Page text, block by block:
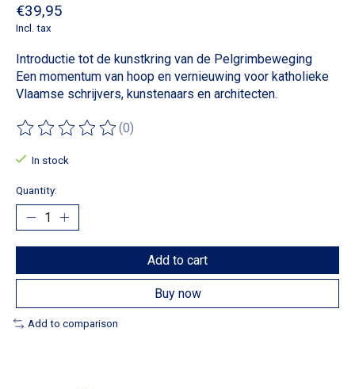
€39,95
Incl. tax
Introductie tot de kunstkring van de Pelgrimbeweging
Een momentum van hoop en vernieuwing voor katholieke
Vlaamse schrijvers, kunstenaars en architecten.
The rating of this product is
(0)
In stock
Quantity:
Add to cart
Buy now
Add to comparison